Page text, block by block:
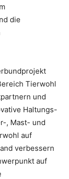
die
Tierwohl
und
Haltungs-
, Mast- und
auf
verbessern
auf